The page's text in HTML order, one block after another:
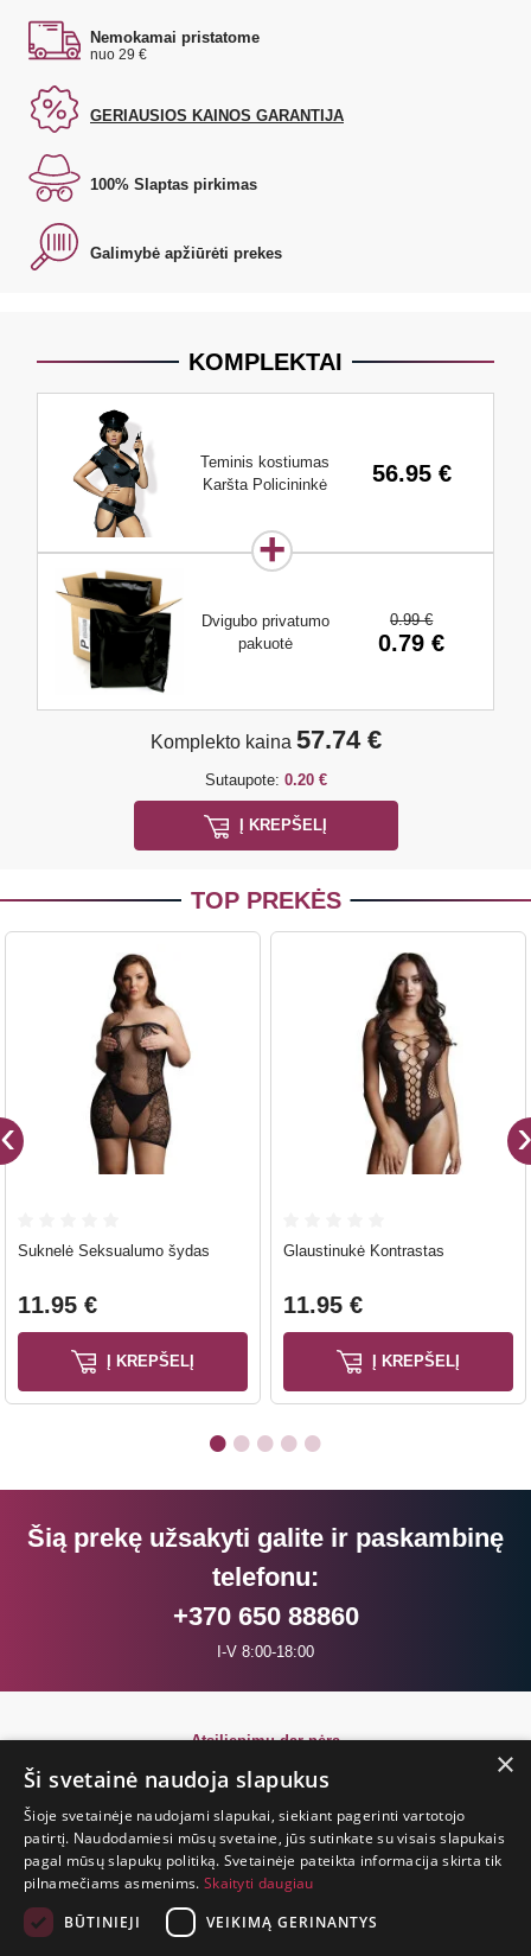
Nemokamai pristatome
nuo 29 €
GERIAUSIOS KAINOS GARANTIJA
100% Slaptas pirkimas
Galimybė apžiūrėti prekes
KOMPLEKTAI
Teminis kostiumas
Karšta Policininkė
56.95 €
Dvigubo privatumo
pakuotė
0.99 €
0.79 €
Komplekto kaina 57.74 €
Sutaupote: 0.20 €
Į KREPŠELĮ
TOP PREKĖS
Suknelė Seksualumo šydas
11.95 €
Į KREPŠELĮ
Glaustinukė Kontrastas
11.95 €
Į KREPŠELĮ
Šią prekę užsakyti galite ir paskambinę
telefonu:
+370 650 88860
I-V 8:00-18:00
Atsiliepimų dar nėra
Parašyk atsiliepimą ir GAUK DOVANĄ!
GYVENIMAS
TRUMPAS.
PATIRK
×
Ši svetainė naudoja slapukus
Šioje svetainėje naudojami slapukai, siekiant pagerinti vartotojo
patirtį. Naudodamiesi mūsų svetaine, jūs sutinkate su visais slapukais
pagal mūsų slapukų politiką. Svetainėje pateikta informacija skirta tik
pilnamečiams asmenims. Skaityti daugiau
BŪTINIEJI
VEIKIMĄ GERINANTYS